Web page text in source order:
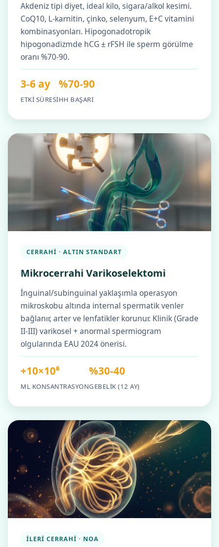
Akdeniz tipi diyet, ideal kilo, sigara/alkol kesimi.
CoQ10, L-karnitin, çinko, selenyum, E+C vitamini
kombinasyonları. Hipogonadotropik
hipogonadizmde hCG ± rFSH ile sperm görülme
oranı %70-90.
3-6 ay
ETKI SÜRESI
%70-90
HH BAŞARI
CERRAHI · ALTIN STANDART
Mikrocerrahi Varikoselektomi
İnguinal/subinguinal yaklaşımla operasyon
mikroskobu altında internal spermatik venler
bağlanır, arter ve lenfatikler korunur. Klinik (Grade
II-III) varikosel + anormal spermiogram
olgularında EAU 2024 önerisi.
+10×10⁶
ML KONSANTRASYON
%30-40
GEBELIK (12 AY)
İLERI CERRAHI · NOA